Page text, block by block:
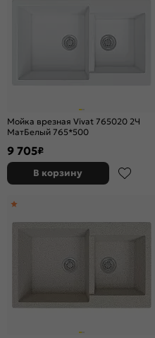
Мойка врезная Vivat 765020 2Ч
МатБелый 765*500
9 705₽
В корзину